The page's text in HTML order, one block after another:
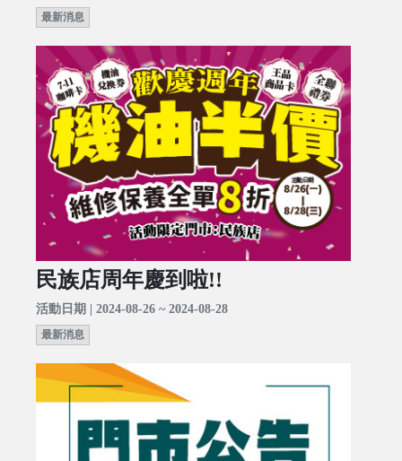
最新消息
民族店周年慶到啦!!
活動日期 | 2024-08-26 ~ 2024-08-28
最新消息